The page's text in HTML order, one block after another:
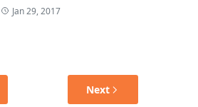
Jan 29, 2017
Next